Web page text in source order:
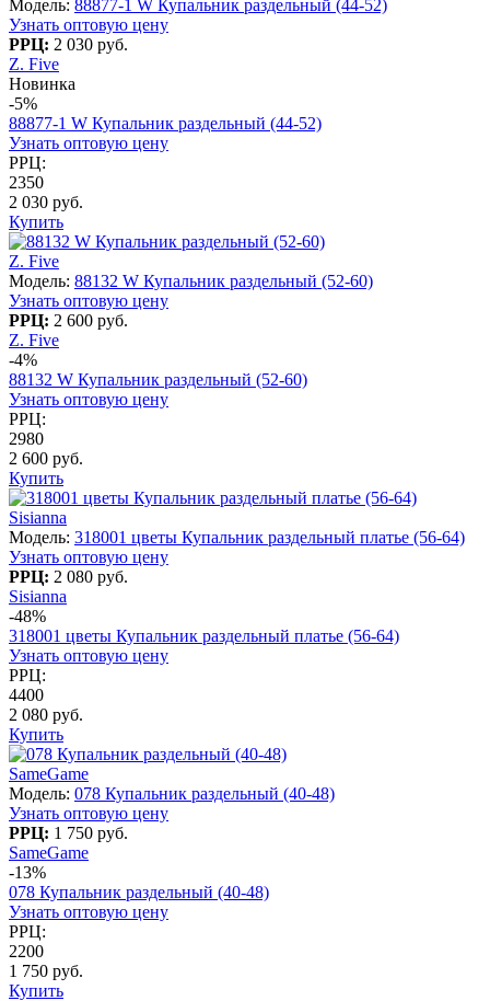
Модель: 88877-1 W Купальник раздельный (44-52)
Узнать оптовую цену
РРЦ: 2 030 руб.
Z. Five
Новинка
-5%
88877-1 W Купальник раздельный (44-52)
Узнать оптовую цену
РРЦ:
2350
2 030 руб.
Купить
Z. Five
Модель: 88132 W Купальник раздельный (52-60)
Узнать оптовую цену
РРЦ: 2 600 руб.
Z. Five
-4%
88132 W Купальник раздельный (52-60)
Узнать оптовую цену
РРЦ:
2980
2 600 руб.
Купить
Sisianna
Модель: 318001 цветы Купальник раздельный платье (56-64)
Узнать оптовую цену
РРЦ: 2 080 руб.
Sisianna
-48%
318001 цветы Купальник раздельный платье (56-64)
Узнать оптовую цену
РРЦ:
4400
2 080 руб.
Купить
SameGame
Модель: 078 Купальник раздельный (40-48)
Узнать оптовую цену
РРЦ: 1 750 руб.
SameGame
-13%
078 Купальник раздельный (40-48)
Узнать оптовую цену
РРЦ:
2200
1 750 руб.
Купить